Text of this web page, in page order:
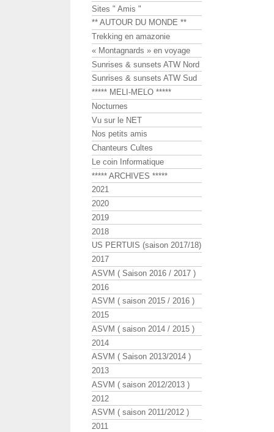
Sites " Amis "
** AUTOUR DU MONDE **
Trekking en amazonie
« Montagnards » en voyage
Sunrises & sunsets ATW Nord
Sunrises & sunsets ATW Sud
***** MELI-MELO *****
Nocturnes
Vu sur le NET
Nos petits amis
Chanteurs Cultes
Le coin Informatique
***** ARCHIVES *****
2021
2020
2019
2018
US PERTUIS (saison 2017/18)
2017
ASVM ( Saison 2016 / 2017 )
2016
ASVM ( saison 2015 / 2016 )
2015
ASVM ( saison 2014 / 2015 )
2014
ASVM ( Saison 2013/2014 )
2013
ASVM ( saison 2012/2013 )
2012
ASVM ( saison 2011/2012 )
2011